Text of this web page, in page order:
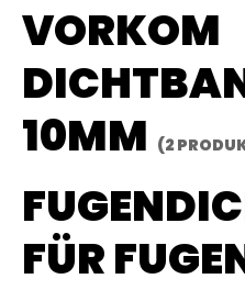
VORKOM
10MM (2
FÜR